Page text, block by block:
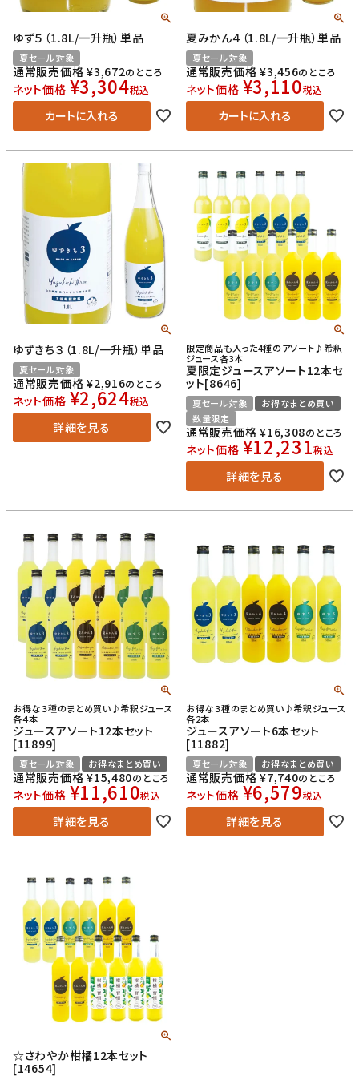
ゆず５（1.8L/一升瓶）単品
夏セール対象
通常販売価格 ¥3,672のところ
ネット価格 ¥3,304税込
カートに入れる
夏みかん４（1.8L/一升瓶）単品
夏セール対象
通常販売価格 ¥3,456のところ
ネット価格 ¥3,110税込
カートに入れる
ゆずきち３（1.8L/一升瓶）単品
夏セール対象
通常販売価格 ¥2,916のところ
ネット価格 ¥2,624税込
詳細を見る
限定商品も入った4種のアソート♪希釈
ジュース各3本
夏限定ジュースアソート12本セ
ット[8646]
夏セール対象
お得なまとめ買い
数量限定
通常販売価格 ¥16,308のところ
ネット価格 ¥12,231税込
詳細を見る
お得な３種のまとめ買い♪希釈ジュース
各４本
ジュースアソート12本セット
[11899]
夏セール対象 お得なまとめ買い
通常販売価格 ¥15,480のところ
ネット価格 ¥11,610税込
詳細を見る
お得な３種のまとめ買い♪希釈ジュース
各2本
ジュースアソート6本セット
[11882]
夏セール対象 お得なまとめ買い
通常販売価格 ¥7,740のところ
ネット価格 ¥6,579税込
詳細を見る
☆さわやか柑橘12本セット
[14654]